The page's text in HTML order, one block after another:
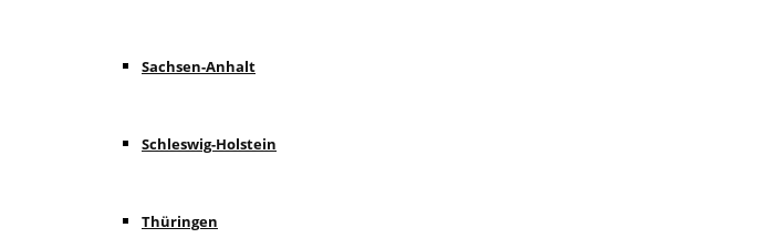
Sachsen-Anhalt
Schleswig-Holstein
Thüringen